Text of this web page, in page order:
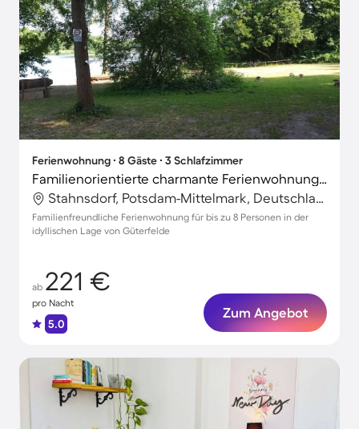
Ferienwohnung ∙ 8 Gäste ∙ 3 Schlafzimmer
Familienorientierte charmante Ferienwohnung | Ideal für Homeoffice
Stahnsdorf, Potsdam-Mittelmark, Deutschland
Familienfreundliche Ferienwohnung für bis zu 8 Personen in der
idyllischen Lage von Güterfelde
ab 221 €
pro Nacht
5.0
Zum Angebot